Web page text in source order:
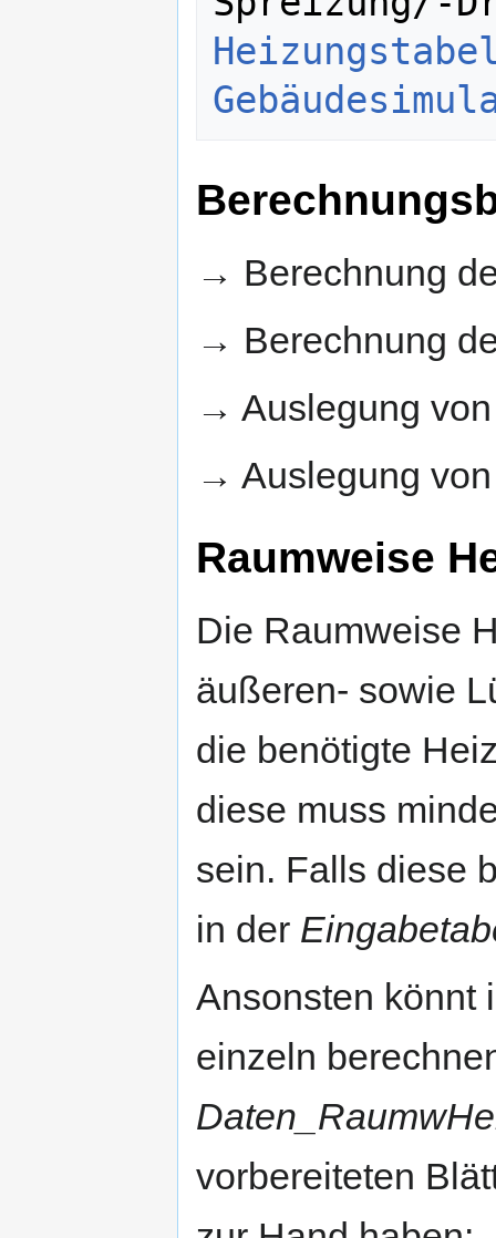
→ Berechnung
→ Berechnung
→ Auslegung
→ Auslegung
Raumweise
Die Raumweise
äußeren- sowie
die benötigte
diese muss
sein. Falls diese
in der
Ansonsten könnt
einzeln
vorbereiteten